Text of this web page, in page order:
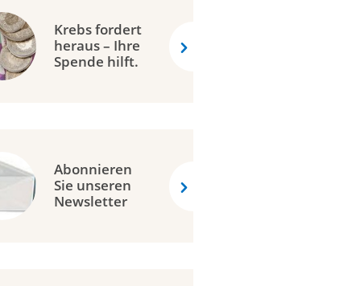
Krebs fordert
heraus – Ihre
Spende hilft.
Abonnieren
Sie unseren
Newsletter